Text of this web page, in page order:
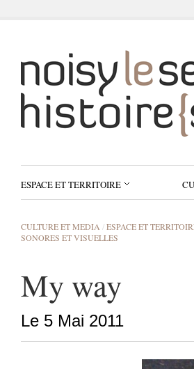
ESPACE ET TERRITOIRE
CULTURE ET MEDIA /ESPACE ET
SONORES ET VISUELLES
My way
Le 5 Mai 2011